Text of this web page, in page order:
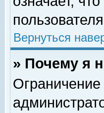
Вернуться
» Почему я
Ограничение